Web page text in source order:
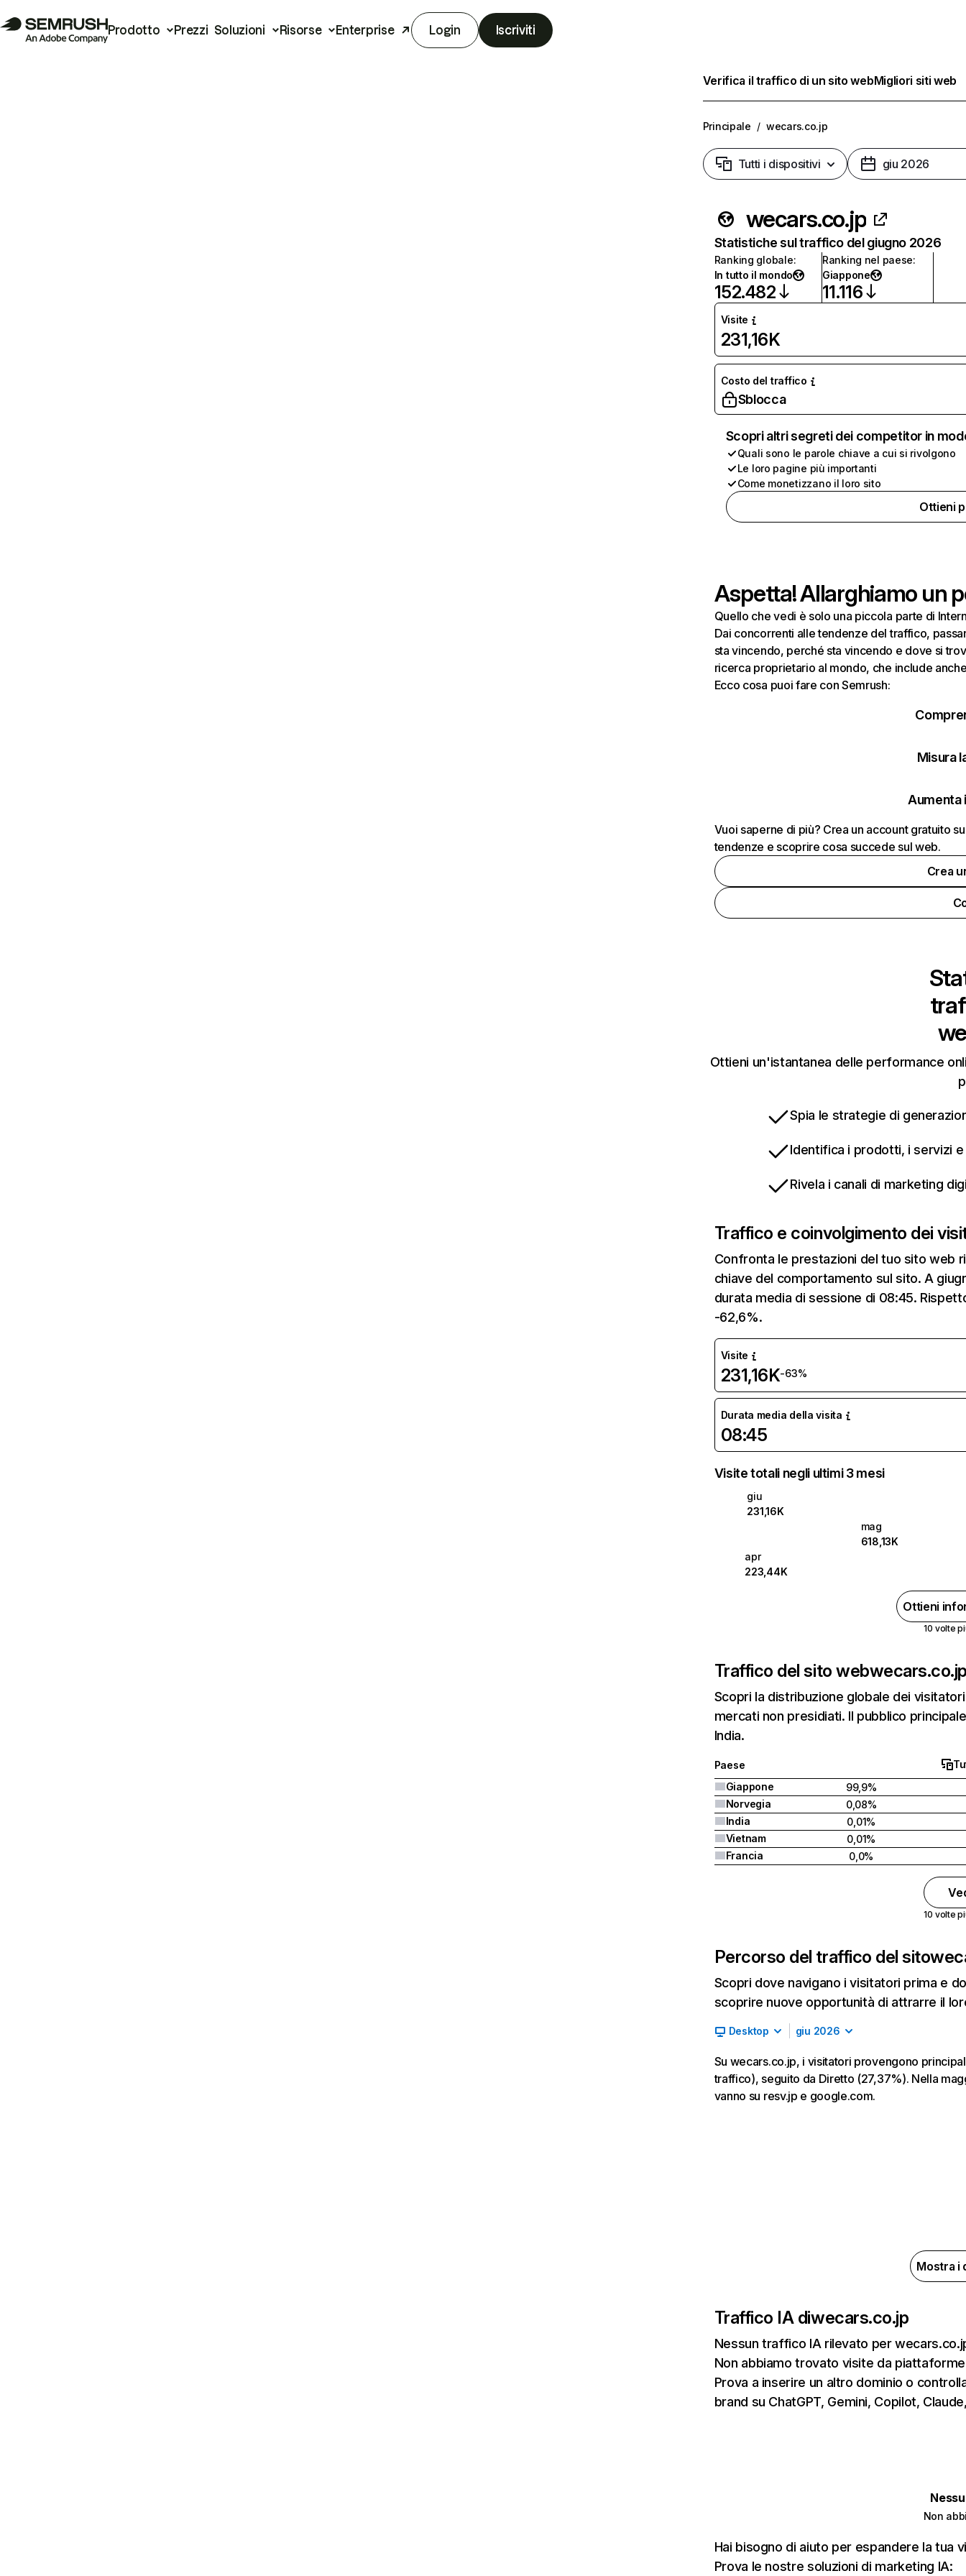
Prodotto Prezzi Soluzioni Risorse Enterprise Login Iscriviti
Verifica il traffico di un sito webMigliori siti web
Principale / wecars.co.jp
Tutti i dispositivi giu 2026
wecars.co.jp
Statistiche sul traffico del giugno 2026
Ranking globale:
In tutto il mondo
152.482
Ranking nel paese:
Giappone
11.116
Visite
231,16K
Costo del traffico
Sblocca
Scopri altri segreti dei competitor in
Quali sono le parole chiave a cui si rivolgono
Le loro pagine più importanti
Come monetizzano il loro sito
Ottieni
Aspetta! Allarghiamo un
Quello che vedi è solo una piccola parte di
Dai concorrenti alle tendenze del traffico,
sta vincendo, perché sta vincendo e dove si
ricerca proprietario al mondo, che include
Ecco cosa puoi fare con Semrush:
Misura
Aumenta
Vuoi saperne di più? Crea un account gratuito
tendenze e scoprire cosa succede sul web.
Crea
Ottieni un'istantanea delle performance
Spia le strategie di
Identifica i prodotti, i servizi
Rivela i canali di marketing
Traffico e coinvolgimento dei
Confronta le prestazioni del tuo sito web
chiave del comportamento sul sito. A
durata media di sessione di 08:45.
-62,6%.
Visite
231,16K-63%
Durata media della visita
08:45
Visite totali negli ultimi 3 mesi
giu
231,16K
mag
618,13K
apr
223,44K
Ottieni
10 volte
Traffico del sito web
Scopri la distribuzione globale dei
mercati non presidiati. Il pubblico
India.
Paese
Giappone
99,9%
Norvegia
0,08%
India
0,01%
Vietnam
0,01%
Francia
0,0%
10 volte
Percorso del traffico del sito
Scopri dove navigano i visitatori prima e
scoprire nuove opportunità di attrarre il
Desktop giu 2026
Su wecars.co.jp, i visitatori provengono
traffico), seguito da Diretto (27,37%). Nella
vanno su resv.jp e google.com.
Mostra i
Traffico IA diwecars.co.jp
Nessun traffico IA rilevato per
Non abbiamo trovato visite da
Prova a inserire un altro dominio o
brand su ChatGPT, Gemini, Copilot,
Non
Hai bisogno di aiuto per espandere la tua
Prova le nostre soluzioni di marketing IA: